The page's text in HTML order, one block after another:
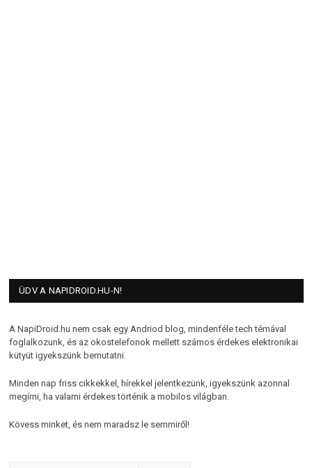
ÜDV A NAPIDROID.HU-N!
A NapiDroid.hu nem csak egy Andriod blog, mindenféle tech témával
foglalkozunk, és az okostelefonok mellett számos érdekes elektronikai
kütyüt igyekszünk bemutatni.
Minden nap friss cikkekkel, hírekkel jelentkezünk, igyekszünk azonnal
megírni, ha valami érdekes történik a mobilos világban.
Kövess minket, és nem maradsz le semmiről!